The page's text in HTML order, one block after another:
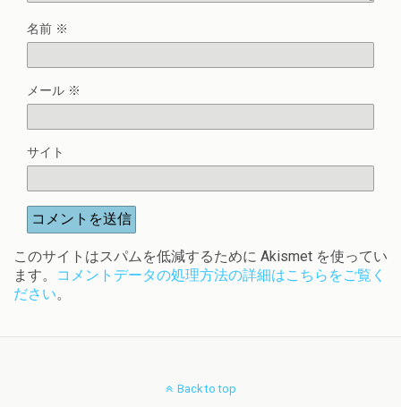
名前 ※
メール ※
サイト
このサイトはスパムを低減するために Akismet を使ってい
ます。
コメントデータの処理方法の詳細はこちらをご覧く
ださい。
Back to top